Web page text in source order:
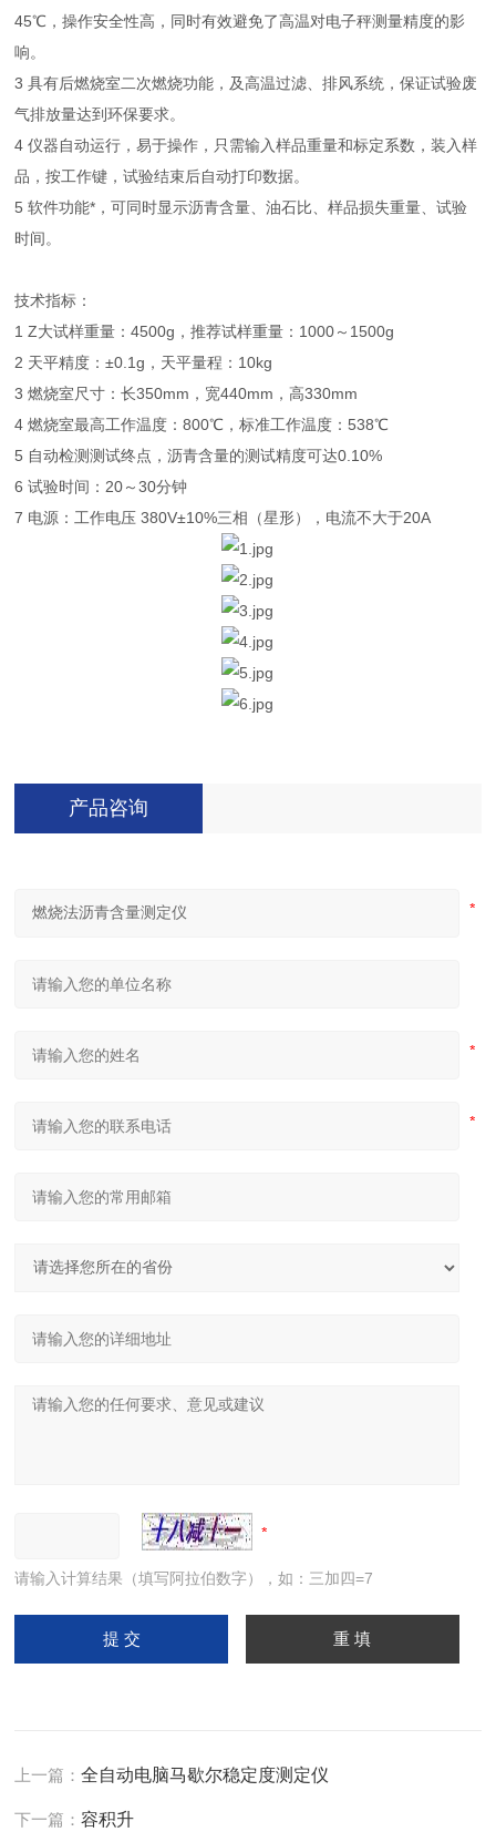
45℃，操作安全性高，同时有效避免了高温对电子秤测量精度的影
响。
3 具有后燃烧室二次燃烧功能，及高温过滤、排风系统，保证试验废
气排放量达到环保要求。
4 仪器自动运行，易于操作，只需输入样品重量和标定系数，装入样
品，按工作键，试验结束后自动打印数据。
5 软件功能*，可同时显示沥青含量、油石比、样品损失重量、试验
时间。
技术指标：
1 Z大试样重量：4500g，推荐试样重量：1000～1500g
2 天平精度：±0.1g，天平量程：10kg
3 燃烧室尺寸：长350mm，宽440mm，高330mm
4 燃烧室最高工作温度：800℃，标准工作温度：538℃
5 自动检测测试终点，沥青含量的测试精度可达0.10%
6 试验时间：20～30分钟
7 电源：工作电压 380V±10%三相（星形），电流不大于20A
产品咨询
请输入计算结果（填写阿拉伯数字），如：三加四=7
上一篇：全自动电脑马歇尔稳定度测定仪
下一篇：容积升